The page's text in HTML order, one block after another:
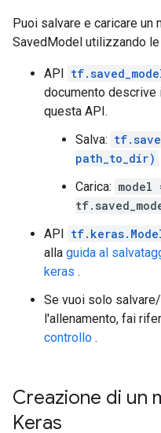
Puoi salvare e caricare un
SavedModel utilizzando
API
documento
questa API.
Salva:
path_to_dir)
Carica: model
API
alla guida al
keras .
Se vuoi solo
l'allenamento, fai
controllo .
Creazione di un
Keras